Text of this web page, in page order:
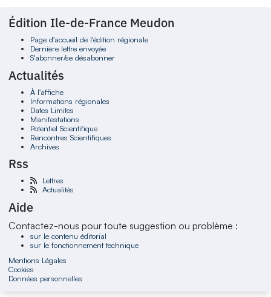
Édition Ile-de-France Meudon
Page d'accueil de l'édition régionale
Dernière lettre envoyée
S'abonner/se désabonner
Actualités
À l'affiche
Informations régionales
Dates Limites
Manifestations
Potentiel Scientifique
Rencontres Scientifiques
Archives
Rss
Lettres
Actualités
Aide
Contactez-nous pour toute suggestion ou problème :
sur le contenu éditorial
sur le fonctionnement technique
Mentions Légales
Cookies
Données personnelles